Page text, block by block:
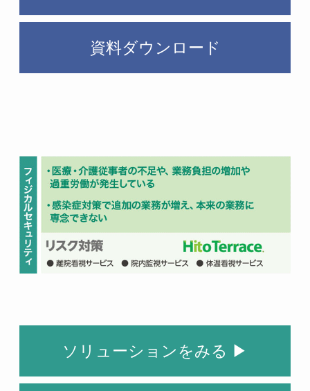
資料ダウンロード
ソリューションをみる ▶